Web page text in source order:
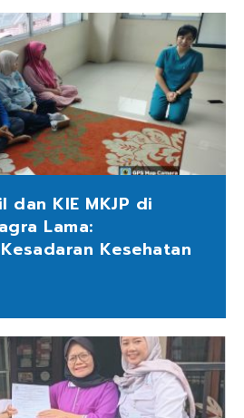
dan KIE MKJP di
Lama:
Kesehatan